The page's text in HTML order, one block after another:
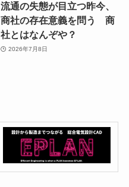
流通の失態が目立つ昨今、
商社の存在意義を問う 商
社とはなんぞや？
2026年7月8日